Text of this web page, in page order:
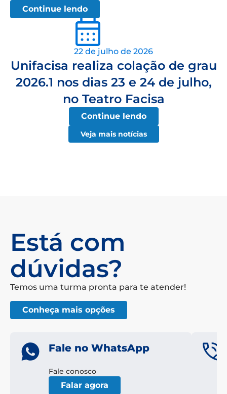
Continue lendo
22 de julho de 2026
Unifacisa realiza colação de grau
2026.1 nos dias 23 e 24 de julho,
no Teatro Facisa
Continue lendo
Veja mais notícias
Está com
dúvidas?
Temos uma turma pronta para te atender!
Conheça mais opções
Fale no WhatsApp
Fale conosco
Falar agora